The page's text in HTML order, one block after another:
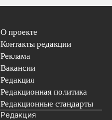
О проекте
Контакты редакции
Реклама
Вакансии
Редакция
Редакционная политика
Редакционные стандарты
Редакция